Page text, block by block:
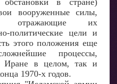
обстановки в стране)
вооруженные силы,
отражающие их
политические цели и
этого положения еще
процессы,
Иране в целом, так и
1970-х годов.